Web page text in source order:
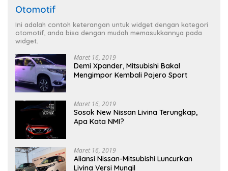
Otomotif
Ini adalah contoh keterangan untuk widget dengan kategori
otomotif, anda bisa dengan mudah memasukkannya pada
widget.
Maret 16, 2019
Demi Xpander, Mitsubishi Bakal
Mengimpor Kembali Pajero Sport
Maret 16, 2019
Sosok New Nissan Livina Terungkap,
Apa Kata NMI?
Maret 16, 2019
Aliansi Nissan-Mitsubishi Luncurkan
Livina Versi Mungil